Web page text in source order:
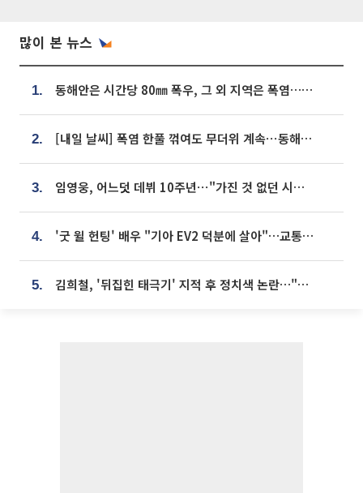
많이 본 뉴스
1. 동해안은 시간당 80㎜ 폭우, 그 외 지역은 폭염…‘극과 극 날씨’
2. [내일 날씨] 폭염 한풀 꺾여도 무더위 계속⋯동해안 이틀 연속 비
3. 임영웅, 어느덧 데뷔 10주년⋯"가진 것 없던 시절, 내 앞엔 20명의 팬뿐"
4. '굿 윌 헌팅' 배우 "기아 EV2 덕분에 살아"…교통사고 후 안전성 극찬
5. 김희철, '뒤집힌 태극기' 지적 후 정치색 논란…"좌우 떠나 우리나라 국기"